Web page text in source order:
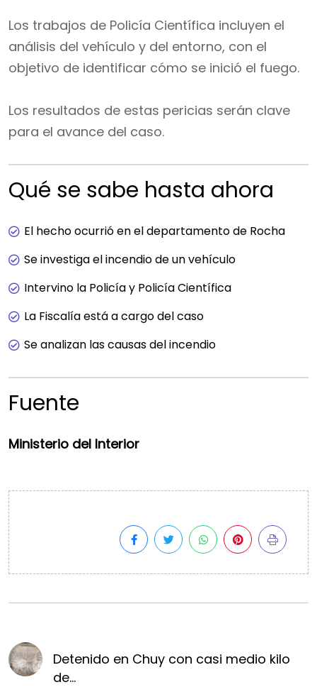
Los trabajos de Policía Científica incluyen el
análisis del vehículo y del entorno, con el
objetivo de identificar cómo se inició el fuego.
Los resultados de estas pericias serán clave
para el avance del caso.
Qué se sabe hasta ahora
El hecho ocurrió en el departamento de Rocha
Se investiga el incendio de un vehículo
Intervino la Policía y Policía Científica
La Fiscalía está a cargo del caso
Se analizan las causas del incendio
Fuente
Ministerio del Interior
Detenido en Chuy con casi medio kilo
de...